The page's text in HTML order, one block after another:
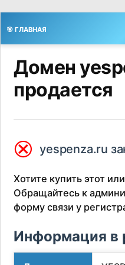
🎯 ГЛАВНАЯ
Домен
продается
⮿ yespenza.ru
Хотите купить этот
Обращайтесь к
форму связи у
Информация в